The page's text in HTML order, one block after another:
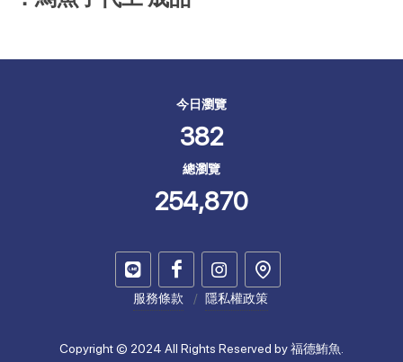
今日瀏覽
382
總瀏覽
254,870
服務條款 隱私權政策
Copyright © 2024 All Rights Reserved by 福德鮪魚.